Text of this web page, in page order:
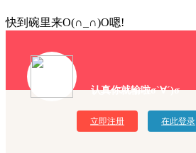
快到碗里来O(∩_∩)O嗯!
认真你就输啦σ`∀´)σ
立即注册 在此登录